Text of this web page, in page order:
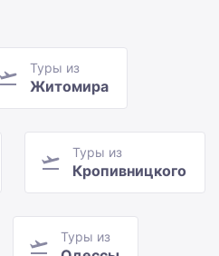
Туры из
Житомира
Туры из
Кропивницкого
Туры из